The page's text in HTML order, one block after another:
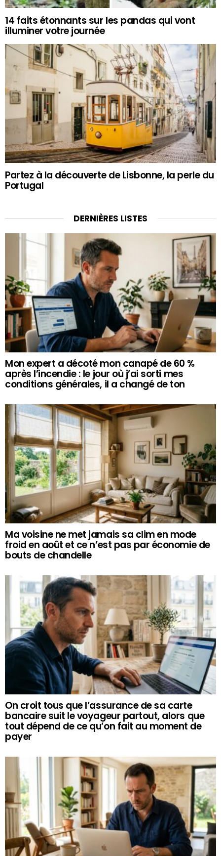
14 faits étonnants sur les pandas qui vont
illuminer votre journée
Partez à la découverte de Lisbonne, la perle du
Portugal
DERNIÈRES LISTES
Mon expert a décoté mon canapé de 60 %
après l’incendie : le jour où j’ai sorti mes
conditions générales, il a changé de ton
Ma voisine ne met jamais sa clim en mode
froid en août et ce n’est pas par économie de
bouts de chandelle
On croit tous que l’assurance de sa carte
bancaire suit le voyageur partout, alors que
tout dépend de ce qu’on fait au moment de
payer